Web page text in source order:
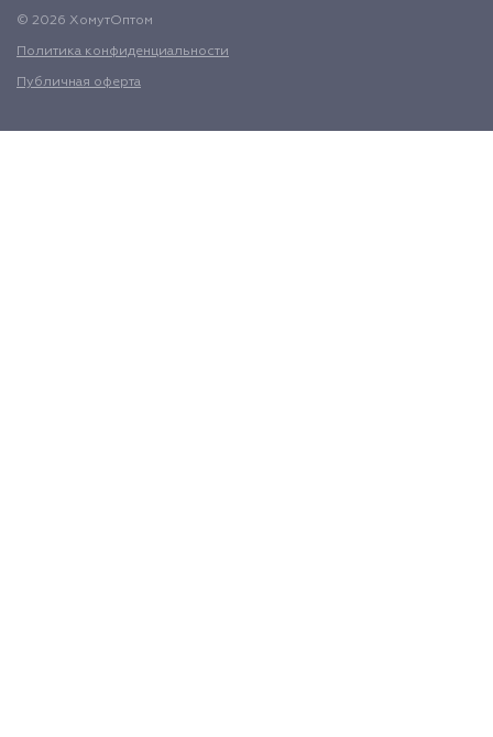
© 2026 ХомутОптом
Политика конфиденциальности
Публичная оферта